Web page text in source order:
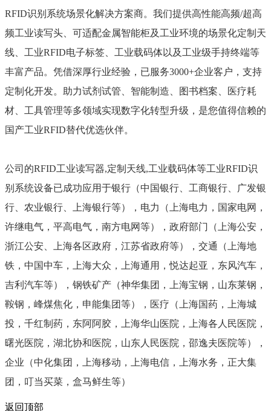
RFID识别系统场景化解决方案商。我们提供高性能高频/超高
频工业读写头、可适配金属智能柜及工业环境的场景化定制天
线、工业RFID电子标签、工业载码体以及工业级手持终端等
丰富产品。凭借深厚行业经验，已服务3000+企业客户，支持
定制化开发。助力试剂试管、智能制造、图书档案、医疗耗
材、工具管理等多领域实现数字化转型升级，是您值得信赖的
国产工业RFID替代优选伙伴。
公司的RFID工业读写器,定制天线,工业载码体等工业RFID识
别系统设备已成功应用于银行（中国银行、工商银行、广发银
行、农业银行、上海银行等），电力（上海电力，国家电网，
许继电气，平高电气，南方电网等），政府部门（上海公安，
浙江公安、上海各区政府，江苏省政府等），交通（上海地
铁，中国中车，上海大众，上海通用，悦达起亚，东风汽车，
吉利汽车等），钢铁矿产（神华集团，上海宝钢，山东莱钢，
鞍钢，峰煤焦化，申能集团等），医疗（上海国药，上海城
投，千红制药，东阿阿胶，上海华山医院，上海各人民医院，
曙光医院，湖北协和医院，山东人民医院，邵逸夫医院等），
企业（中化集团，上海移动，上海电信，上海水务，正大集
团，叮当买菜，盒马鲜生等）
返回顶部